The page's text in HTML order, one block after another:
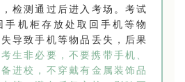
检测通过后进入考场。考试
手机柜存放处取回手机等物
导致手机等物品丢失，后果
生非必要，不要携带手机、
进校，不穿戴有金属装饰品